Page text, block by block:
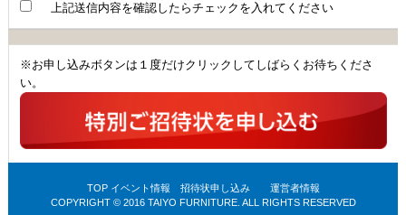
上記送信内容を確認したらチェックを入れてください
※お申し込みボタンは１度だけクリックしてしばらくお待ちくださ
い。
TOP イベント情報 招待状申し込み
運営者情報
COPYRIGHT © 2016 TAIYO FURNITURE. ALL RIGHTS RESERVED